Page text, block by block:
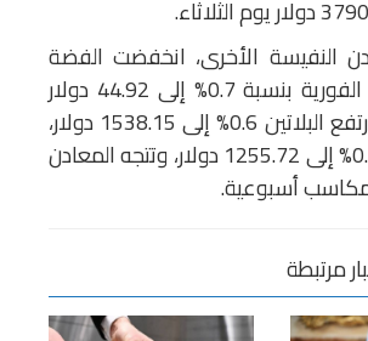
النفيسة الأخرى، انخفضت الفضة
في المعاملات الفورية بنسبة 0.7% إلى 44.92 دولار
للأونصة، فيما ارتفع البلاتين 0.6% إلى 1538.15 دولار،
وزاد البلاديوم 0.5% إلى 1255.72 دولار، وتتجه المعادن
مكاسب أسبوعية.
مرتبطة